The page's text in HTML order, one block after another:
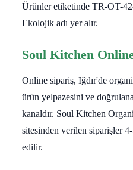
Ürünler etiketinde TR-OT-
Ekolojik adı yer alır.
Soul Kitchen
Online sipariş, Iğdır'de
ürün yelpazesini ve
kanaldır. Soul Kitchen
sitesinden verilen siparişler
edilir.